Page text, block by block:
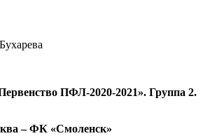
ПФЛ-2020-2021». Группа 2.
– ФК «Смоленск»